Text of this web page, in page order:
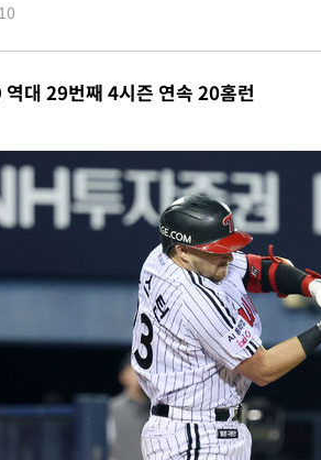
497.3억 달러…두 달 연속 사상 최대
'폭염중대경보'…40도 관측 가능성도
스포캔 시의 통제불능 3개 산불, 방화선 일부 구축
령 "지금 최고지도자와 소통하기가 매우 어려워"
만, 호르무즈 해협 통행 항로 합의" 이란 외무부
기 연속골 실패…LAFC는 승부차기 끝 과달라하
39도 '펄펄'…기상청 "태풍 지나며 폭염 잠시 꺾인
국계 진보 주지사 후보 맹공…"공산주의가 최대 위
합의 지연"…트럼프, '이란 호르무즈 통제권' 수
장관 "李정부, 원전 반대 안해…안정 전력 위해
, '홍명보 선임 논란' 대한축구협회·축구회관 등 압
장관 "美무역법 제301조 과잉생산 결과 발표 8월
피 매도사이드카 발동…4%대 급락
광주 초대 시민추천 부시장에 백승주·윤난실
대 29번째 4시즌 연속 20홈런